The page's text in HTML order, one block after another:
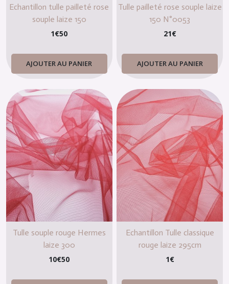
Echantillon tulle pailleté rose
souple laize 150
1€50
AJOUTER AU PANIER
Tulle pailleté rose souple laize
150 N°0053
21€
AJOUTER AU PANIER
Tulle souple rouge Hermes
laize 300
10€50
Echantillon Tulle classique
rouge laize 295cm
1€